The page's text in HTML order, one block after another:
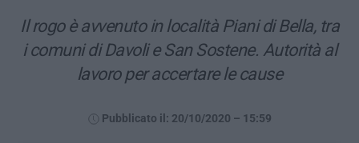
Il rogo è avvenuto in località Piani di Bella, tra
i comuni di Davoli e San Sostene. Autorità al
lavoro per accertare le cause
Pubblicato il: 20/10/2020 – 15:59